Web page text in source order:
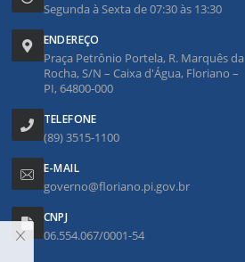
Segunda à Sexta de 07:30 às 13:30
ENDEREÇO
Praça Petrônio Portela, R. Marquês da
Rocha, S/N – Caixa d'Água, Floriano –
PI, 64800-000
TELEFONE
(89) 3515-1100
E-MAIL
governo@floriano.pi.gov.br
CNPJ
06.554.067/0001-54